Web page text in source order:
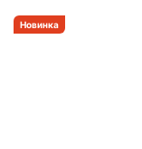
Новинка